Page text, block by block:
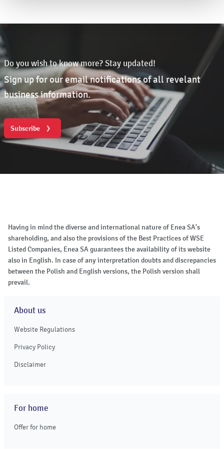
Do you wish to know more? Stay updated!
Sign up for our email notifications of all revelant
business information.
Subscribe
Having in mind the diverse and international nature of Enea SA's
shareholding, and also the provisions of the Best Practices of WSE
Listed Companies, Enea SA guarantees the availability of its website
also in English. In case of any interpretation doubts and discrepancies
between the Polish and English versions, the Polish version shall
prevail.
About us
Website Regulations
Privacy Policy
Disclaimer
For home
Offer for home